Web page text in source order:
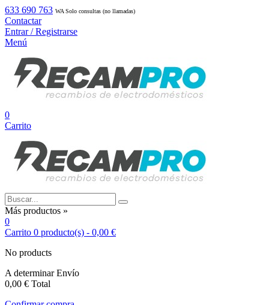
633 690 763 WA Solo consultas (no llamadas)
Contactar
Entrar / Registrarse
Menú
0
Carrito
Más productos »
0
Carrito 0 producto(s) - 0,00 €
No products
A determinarEnvío
0,00 € Total